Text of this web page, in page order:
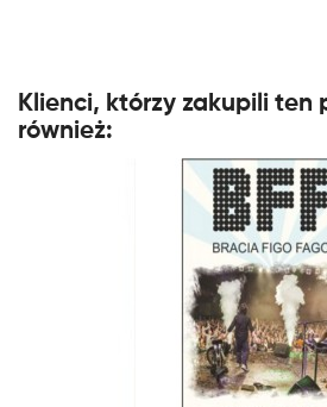
Klienci, którzy zakupili ten
również: